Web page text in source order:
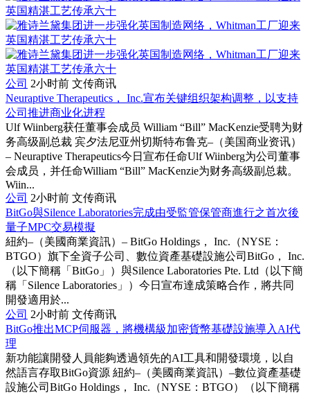
公司 2小时前 文传商讯
Neuraptive Therapeutics， Inc.宣布关键组织架构调整，以支持
公司推进商业化进程
Ulf Wiinberg获任董事会成员 William “Bill” MacKenzie受聘为财
务高级副总裁 宾夕法尼亚州切斯特布鲁克–（美国商业资讯）
– Neuraptive Therapeutics今日宣布任命Ulf Wiinberg为公司董事
会成员，并任命William “Bill” MacKenzie为财务高级副总裁。
Wiin...
公司 2小时前 文传商讯
BitGo與Silence Laboratories完成由受監管保管商進行之首次後
量子MPC交易模擬
紐約–（美國商業資訊）– BitGo Holdings， Inc.（NYSE：
BTGO）旗下全資子公司、數位資產基礎設施公司BitGo， Inc.
（以下簡稱「BitGo」）與Silence Laboratories Pte. Ltd（以下簡
稱「Silence Laboratories」）今日宣布達成策略合作，將共同
開發適用於...
公司 2小时前 文传商讯
BitGo推出MCP伺服器，將機構級加密貨幣基礎設施導入AI代
理
新功能讓開發人員能夠透過領先的AI工具和開發環境，以自
然語言存取BitGo資源 紐約–（美國商業資訊）–數位資產基礎
設施公司BitGo Holdings， Inc.（NYSE：BTGO）（以下簡稱